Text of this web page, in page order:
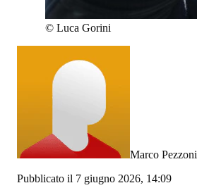
© Luca Gorini
Marco Pezzoni
Pubblicato il 7 giugno 2026, 14:09